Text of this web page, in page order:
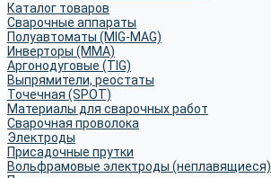
Каталог товаров
Сварочные аппараты
Полуавтоматы (MIG-MAG)
Инверторы (MMA)
Аргонодуговые (TIG)
Выпрямители, реостаты
Точечная (SPOT)
Материалы для сварочных работ
Сварочная проволока
Электроды
Присадочные прутки
Вольфрамовые электроды (неплавящиеся)